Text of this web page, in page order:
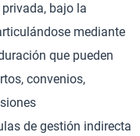
bajo la
mediante
que pueden
convenios,
de gestión indirecta